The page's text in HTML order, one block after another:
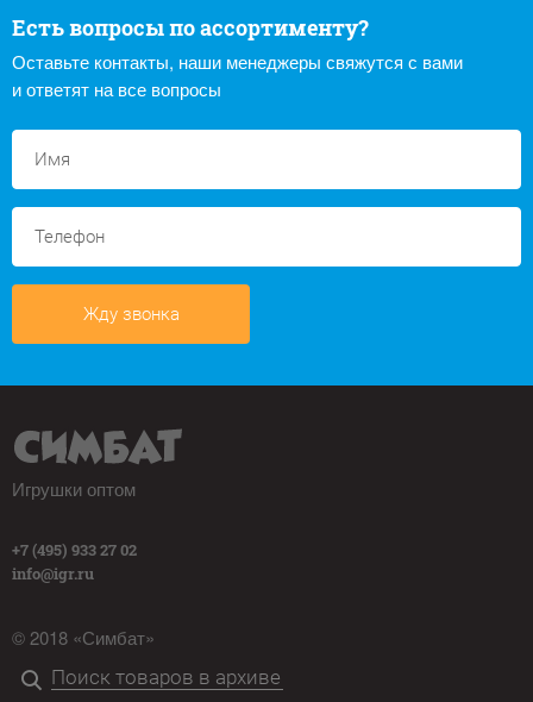
Есть вопросы по ассортименту?
Оставьте контакты, наши менеджеры свяжутся с вами
и ответят на все вопросы
Жду звонка
Игрушки оптом
+7 (495) 933 27 02
info@igr.ru
© 2018 «Симбат»